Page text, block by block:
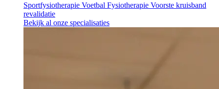
Sportfysiotherapie Voetbal Fysiotherapie Voorste kruisband
revalidatie
Bekijk al onze specialisaties